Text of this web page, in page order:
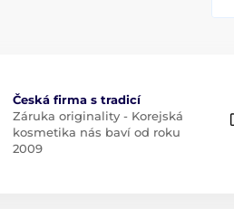
Česká firma s tradicí
Záruka originality - Korejská
kosmetika nás baví od roku
2009